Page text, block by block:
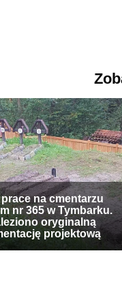
na cmentarzu
nr 365 w Tymbarku.
oryginalną
projektową